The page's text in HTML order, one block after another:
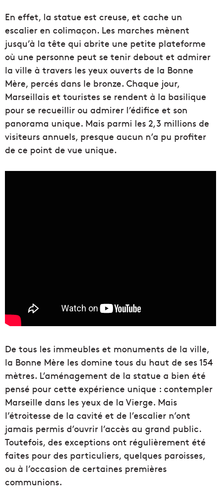
En effet, la statue est creuse, et cache un
escalier en colimaçon. Les marches mènent
jusqu’à la tête qui abrite une petite plateforme
où une personne peut se tenir debout et admirer
la ville à travers les yeux ouverts de la Bonne
Mère, percés dans le bronze. Chaque jour,
Marseillais et touristes se rendent à la basilique
pour se recueillir ou admirer l’édifice et son
panorama unique. Mais parmi les 2,3 millions de
visiteurs annuels, presque aucun n’a pu profiter
de ce point de vue unique.
De tous les immeubles et monuments de la ville,
la Bonne Mère les domine tous du haut de ses 154
mètres. L’aménagement de la statue a bien été
pensé pour cette expérience unique : contempler
Marseille dans les yeux de la Vierge. Mais
l’étroitesse de la cavité et de l’escalier n’ont
jamais permis d’ouvrir l’accès au grand public.
Toutefois, des exceptions ont régulièrement été
faites pour des particuliers, quelques paroisses,
ou à l’occasion de certaines premières
communions.